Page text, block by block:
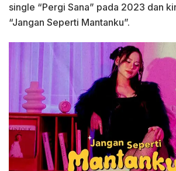
single “Pergi Sana” pada 2023 dan
“Jangan Seperti Mantanku”.